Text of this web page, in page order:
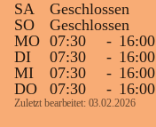
SA
Geschlossen
SO
Geschlossen
MO 07:30 - 16:00
DI
07:30 - 16:00
MI
07:30 - 16:00
DO
07:30 - 16:00
Zuletzt bearbeitet: 03.02.2026